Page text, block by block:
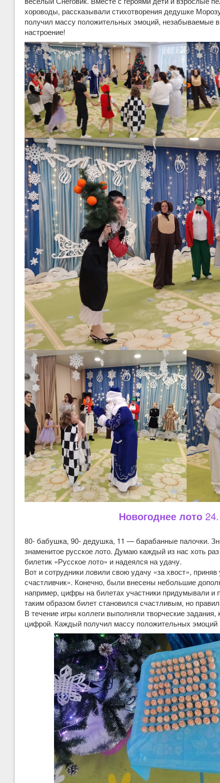
хороводы, рассказывали стихотворения дедушке
получил массу положительных эмоций, незабываемые
настроение!
Новогоднее лото
80- бабушка, 90- дедушка, 11 — барабанные палочки.
знаменитое русское лото. Думаю каждый из нас хоть
билетик «Русское лото» и надеялся на удачу.
Вот и сотрудники ловили свою удачу «за хвост»,
счастливчик». Конечно, были внесены небольшие
например, цифры на билетах участники придумывали и
таким образом билет становился счастливым, но
В течение игры коллеги выполняли творческие
цифрой. Каждый получил массу положительных эмоций